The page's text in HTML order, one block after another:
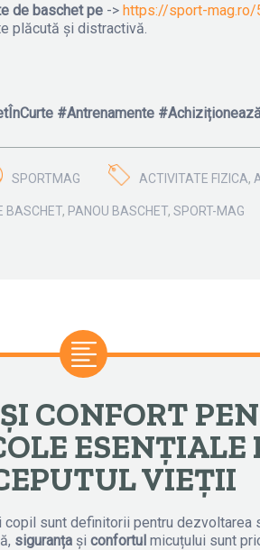
de baschet pe -> https://sport-mag.ro/
plăcută și distractivă.
#Antrenamente
SPORTMAG ACTIVITATE FIZICA,
BASCHET, PANOU BASCHET, SPORT-MAG
CONFORT
ESENȚIALE
VIEȚII
copil sunt definitorii pentru dezvoltarea
siguranța și confortul micuțului sunt